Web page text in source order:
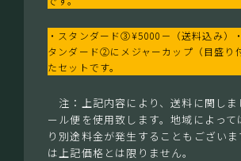
・スタンダード③¥5000－（送料込み）
タンダード②にメジャーカップ（目盛り
たセットです。
注：上記内容により、送料に関しま
ール便を使用致します。地域によって
り別途料金が発生することもござい
は上記価格とは限りません。